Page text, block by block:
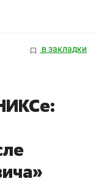
в закладки